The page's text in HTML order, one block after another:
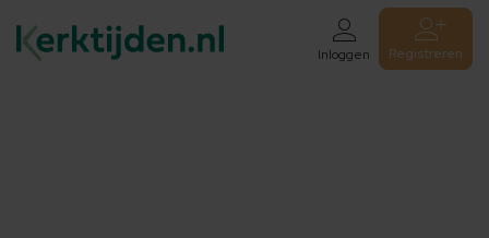
Inloggen Registreren